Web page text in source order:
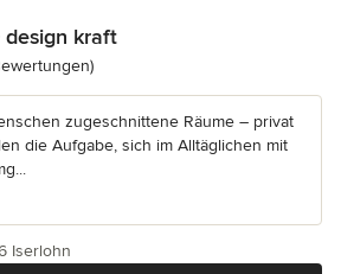
design kraft
4.9 von 5 Sternen
zugeschnittene Räume – privat
die Aufgabe, sich im Alltäglichen mit
Iserlohn